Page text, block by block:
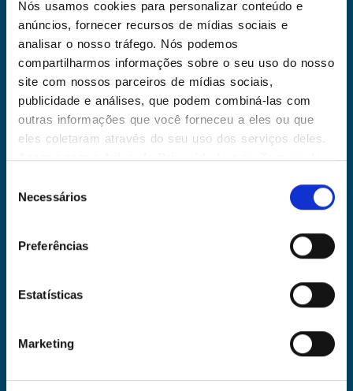
Nós usamos cookies para personalizar conteúdo e
anúncios, fornecer recursos de mídias sociais e
analisar o nosso tráfego. Nós podemos
compartilharmos informações sobre o seu uso do nosso
site com nossos parceiros de mídias sociais,
publicidade e análises, que podem combiná-las com
outras informações que você forneceu a eles ou que
eles coletaram através do seu uso dos serviços deles.
Acesse nossoAviso de Privacidadee osTermos de
clique em negar!
Necessários
Preferências
Estatísticas
Marketing